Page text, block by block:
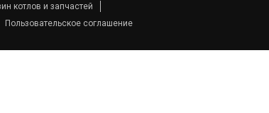
котлов и запчастей
Пользовательское соглашение